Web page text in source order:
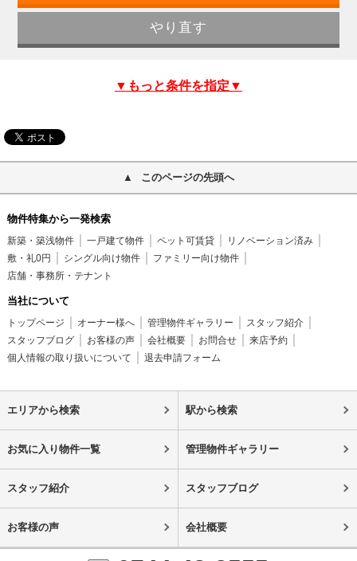
▼もっと条件を指定▼
このページの先頭へ
物件特集から一発検索
新築・築浅物件 一戸建て物件 ペット可賃貸
リノベーション済み
敷・礼0円
シングル向け物件
ファミリー向け物件
店舗・事務所・テナント
当社について
トップページ オーナー様へ 管理物件ギャラリー
スタッフ紹介
スタッフブログ
お客様の声 会社概要 お問合せ
来店予約
個人情報の取り扱いについて
退去申請フォーム
エリアから検索 駅から検索
お気に入り物件一覧 管理物件ギャラリー
スタッフ紹介 スタッフブログ
お客様の声 会社概要